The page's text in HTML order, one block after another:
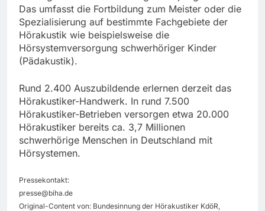
Das umfasst die Fortbildung zum Meister oder die
Spezialisierung auf bestimmte Fachgebiete der
Hörakustik wie beispielsweise die
Hörsystemversorgung schwerhöriger Kinder
(Pädakustik).
Rund 2.400 Auszubildende erlernen derzeit das
Hörakustiker-Handwerk. In rund 7.500
Hörakustiker-Betrieben versorgen etwa 20.000
Hörakustiker bereits ca. 3,7 Millionen
schwerhörige Menschen in Deutschland mit
Hörsystemen.
Pressekontakt:
presse@biha.de
Original-Content von: Bundesinnung der Hörakustiker KdöR,